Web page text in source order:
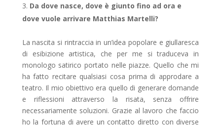
Da dove nasce, dove è giunto fino ad ora e
dove vuole arrivare Matthias Martelli?
La nascita si rintraccia in un’idea popolare e giullaresca
di esibizione artistica, che per me si traduceva in
monologo satirico portato nelle piazze. Quello che mi
ha fatto recitare qualsiasi cosa prima di approdare a
teatro. Il mio obiettivo era quello di generare domande
e riflessioni attraverso la risata, senza offrire
necessariamente soluzioni. Grazie al lavoro che faccio
ho la fortuna di avere un contatto diretto con diverse